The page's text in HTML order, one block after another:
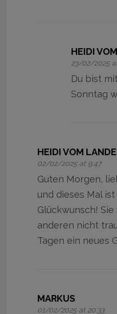
HEIDI
23/02/2025
Du bist
Sonntag
HEIDI VOM
02/02/2025 at 9:47
Guten Morgen,
und dieses Mal
Glückwunsch!
anderen nicht
Tagen ein neues
MARKUS
01/02/2025 at 20:33